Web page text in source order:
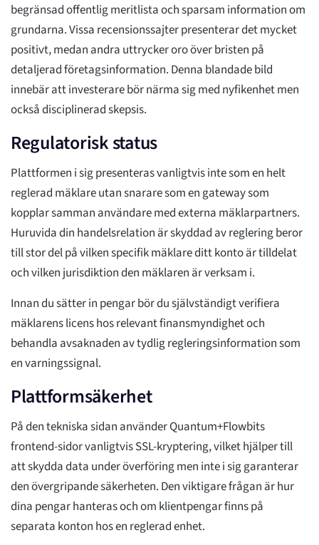
begränsad offentlig meritlista och sparsam information om
grundarna. Vissa recensionssajter presenterar det mycket
positivt, medan andra uttrycker oro över bristen på
detaljerad företagsinformation. Denna blandade bild
innebär att investerare bör närma sig med nyfikenhet men
också disciplinerad skepsis.
Regulatorisk status
Plattformen i sig presenteras vanligtvis inte som en helt
reglerad mäklare utan snarare som en gateway som
kopplar samman användare med externa mäklarpartners.
Huruvida din handelsrelation är skyddad av reglering beror
till stor del på vilken specifik mäklare ditt konto är tilldelat
och vilken jurisdiktion den mäklaren är verksam i.
Innan du sätter in pengar bör du självständigt verifiera
mäklarens licens hos relevant finansmyndighet och
behandla avsaknaden av tydlig regleringsinformation som
en varningssignal.
Plattformsäkerhet
På den tekniska sidan använder Quantum+Flowbits
frontend-sidor vanligtvis SSL-kryptering, vilket hjälper till
att skydda data under överföring men inte i sig garanterar
den övergripande säkerheten. Den viktigare frågan är hur
dina pengar hanteras och om klientpengar finns på
separata konton hos en reglerad enhet.